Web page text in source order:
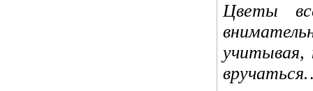
Цветы
учитывая,